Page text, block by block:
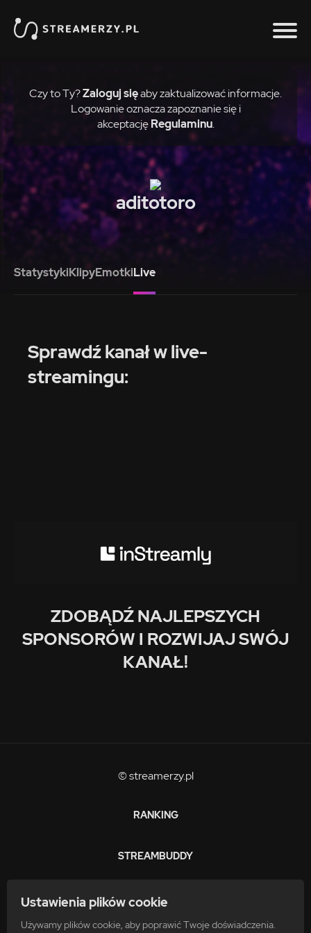
Czy to Ty?Zaloguj sięaby zaktualizować informacje.
Logowanie oznacza zapoznanie się i
akceptację Regulaminu.
aditotoro
StatystykiKlipyEmotkiLive
Sprawdź kanał w live-
streamingu:
ZDOBĄDŹ NAJLEPSZYCH
SPONSORÓW I ROZWIJAJ SWÓJ
KANAŁ!
Ustawienia plików cookie
Używamy plików cookie, aby poprawić Twoje doświadczenia.
© streamerzy.pl
RANKING
STREAMBUDDY
ZARABIAJ